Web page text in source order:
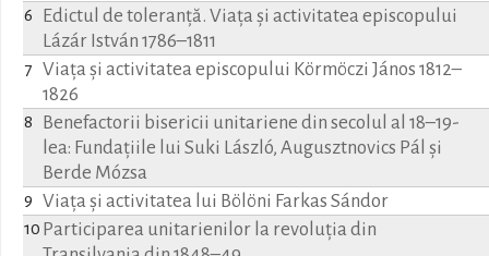
6
Edictul de toleranţă. Viaţa şi activitatea episcopului
Lázár István 1786–1811
7
Viaţa şi activitatea episcopului Körmöczi János 1812–
1826
8
Benefactorii bisericii unitariene din secolul al 18–19-
lea: Fundaţiile lui Suki László, Augusztnovics Pál şi
Berde Mózsa
9 Viaţa şi activitatea lui Bölöni Farkas Sándor
10 Participarea unitarienilor la revoluţia din